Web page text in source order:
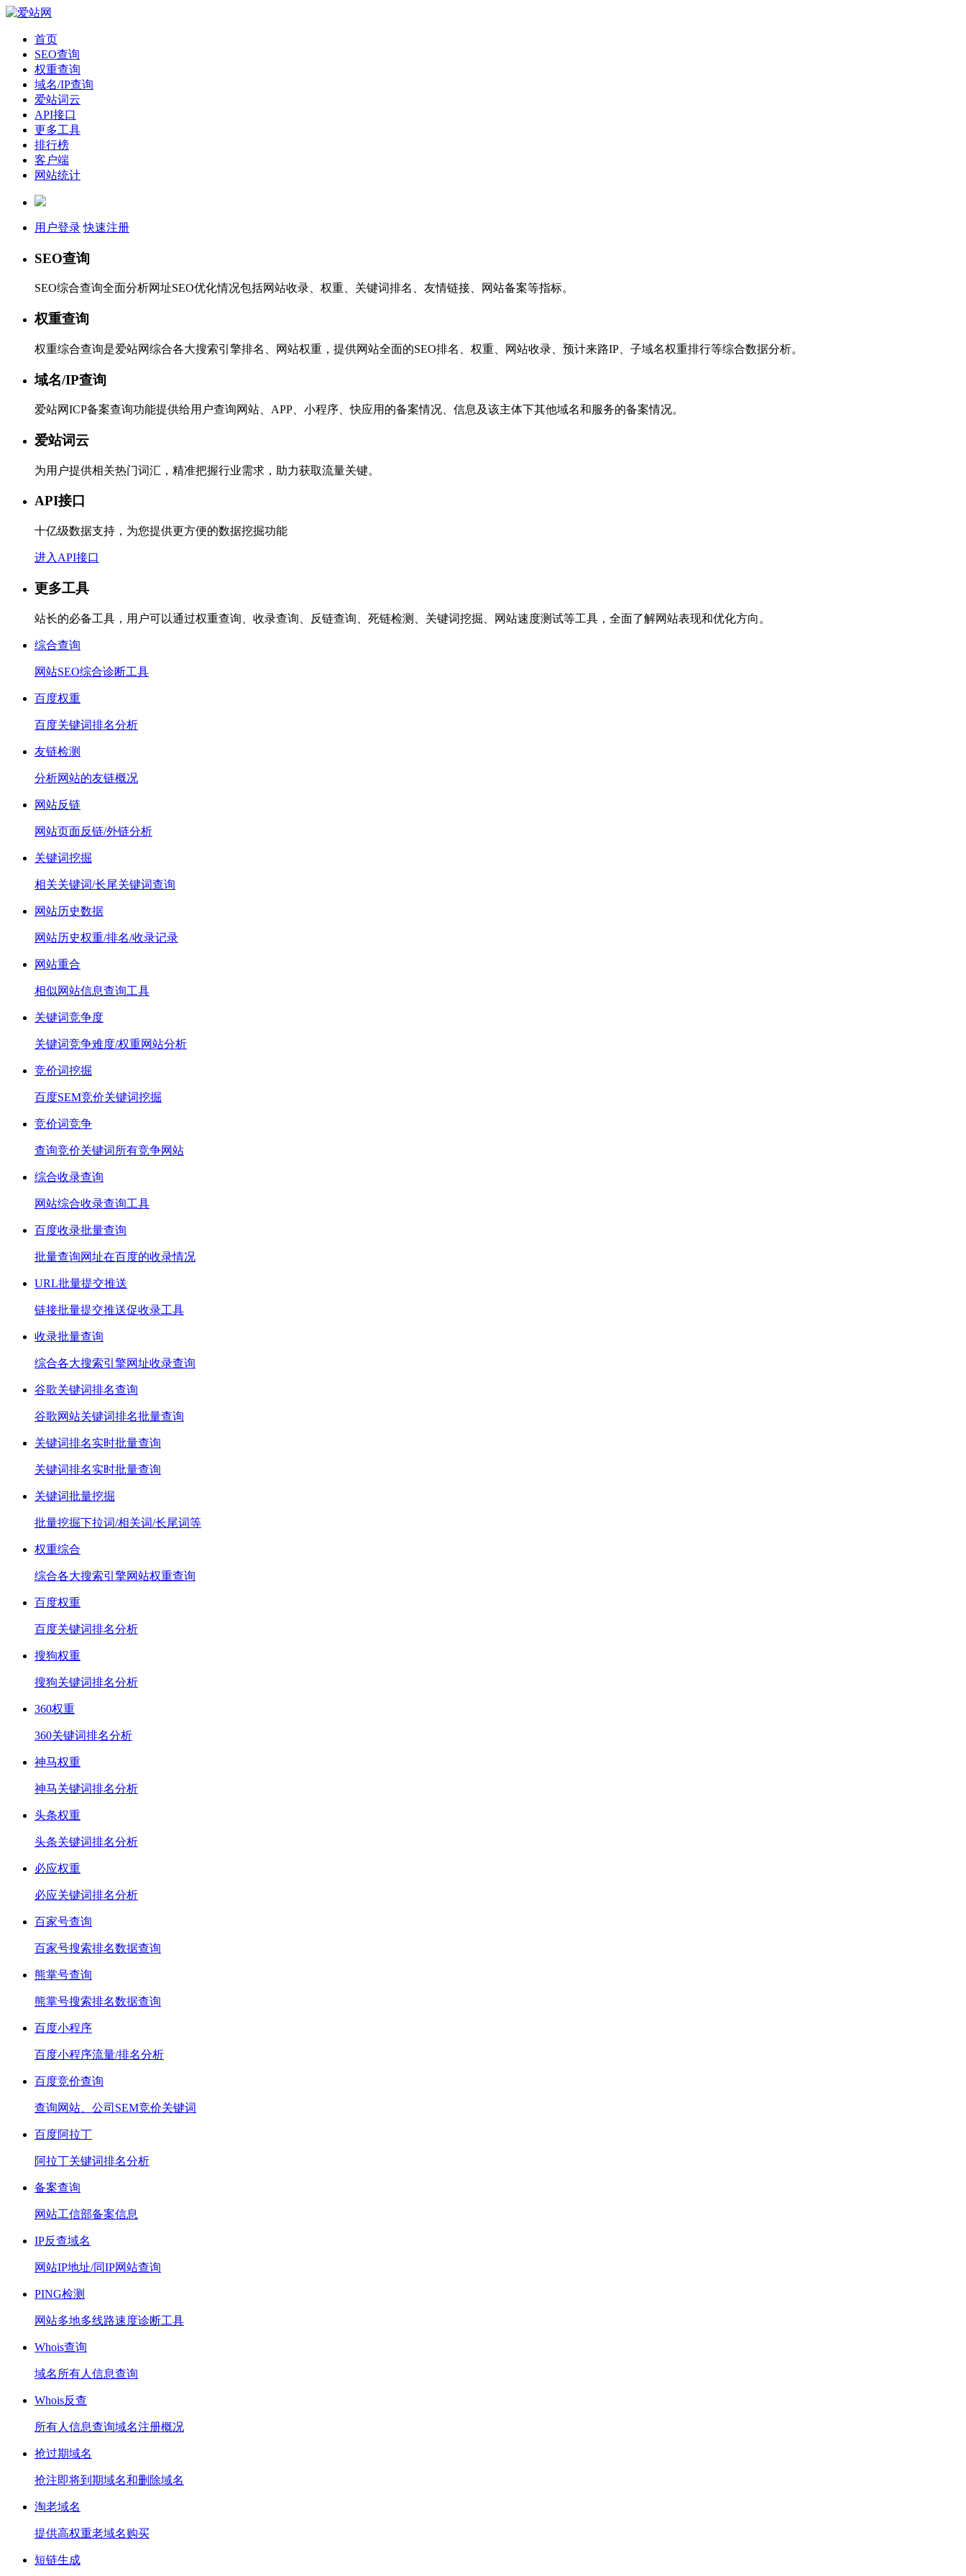
首页
SEO查询
权重查询
域名/IP查询
爱站词云
API接口
更多工具
排行榜
客户端
网站统计
用户登录 快速注册
SEO查询
SEO综合查询全面分析网址SEO优化情况包括网站收录、权重、关键词排名、友情链接、网站备案等指标。
权重查询
权重综合查询是爱站网综合各大搜索引擎排名、网站权重，提供网站全面的SEO排名、权重、网站收录、预计来路IP、子域名权重排行等综合数据分析。
域名/IP查询
爱站网ICP备案查询功能提供给用户查询网站、APP、小程序、快应用的备案情况、信息及该主体下其他域名和服务的备案情况。
爱站词云
为用户提供相关热门词汇，精准把握行业需求，助力获取流量关键。
API接口
十亿级数据支持，为您提供更方便的数据挖掘功能
进入API接口
更多工具
站长的必备工具，用户可以通过权重查询、收录查询、反链查询、死链检测、关键词挖掘、网站速度测试等工具，全面了解网站表现和优化方向。
综合查询
网站SEO综合诊断工具
百度权重
百度关键词排名分析
友链检测
分析网站的友链概况
网站反链
网站页面反链/外链分析
关键词挖掘
相关关键词/长尾关键词查询
网站历史数据
网站历史权重/排名/收录记录
网站重合
相似网站信息查询工具
关键词竞争度
关键词竞争难度/权重网站分析
竞价词挖掘
百度SEM竞价关键词挖掘
竞价词竞争
查询竞价关键词所有竞争网站
综合收录查询
网站综合收录查询工具
百度收录批量查询
批量查询网址在百度的收录情况
URL批量提交推送
链接批量提交推送促收录工具
收录批量查询
综合各大搜索引擎网址收录查询
谷歌关键词排名查询
谷歌网站关键词排名批量查询
关键词排名实时批量查询
关键词排名实时批量查询
关键词批量挖掘
批量挖掘下拉词/相关词/长尾词等
权重综合
综合各大搜索引擎网站权重查询
百度权重
百度关键词排名分析
搜狗权重
搜狗关键词排名分析
360权重
360关键词排名分析
神马权重
神马关键词排名分析
头条权重
头条关键词排名分析
必应权重
必应关键词排名分析
百家号查询
百家号搜索排名数据查询
熊掌号查询
熊掌号搜索排名数据查询
百度小程序
百度小程序流量/排名分析
百度竞价查询
查询网站、公司SEM竞价关键词
百度阿拉丁
阿拉丁关键词排名分析
备案查询
网站工信部备案信息
IP反查域名
网站IP地址/同IP网站查询
PING检测
网站多地多线路速度诊断工具
Whois查询
域名所有人信息查询
Whois反查
所有人信息查询域名注册概况
抢过期域名
抢注即将到期域名和删除域名
淘老域名
提供高权重老域名购买
短链生成